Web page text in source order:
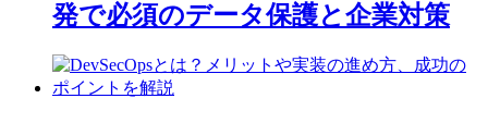
発で必須のデータ保護と企業対策